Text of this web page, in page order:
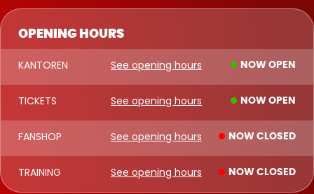
OPENING HOURS
KANTOREN See opening hours NOW OPEN
TICKETS See opening hours NOW OPEN
FANSHOP See opening hours NOW CLOSED
TRAINING See opening hours NOW CLOSED